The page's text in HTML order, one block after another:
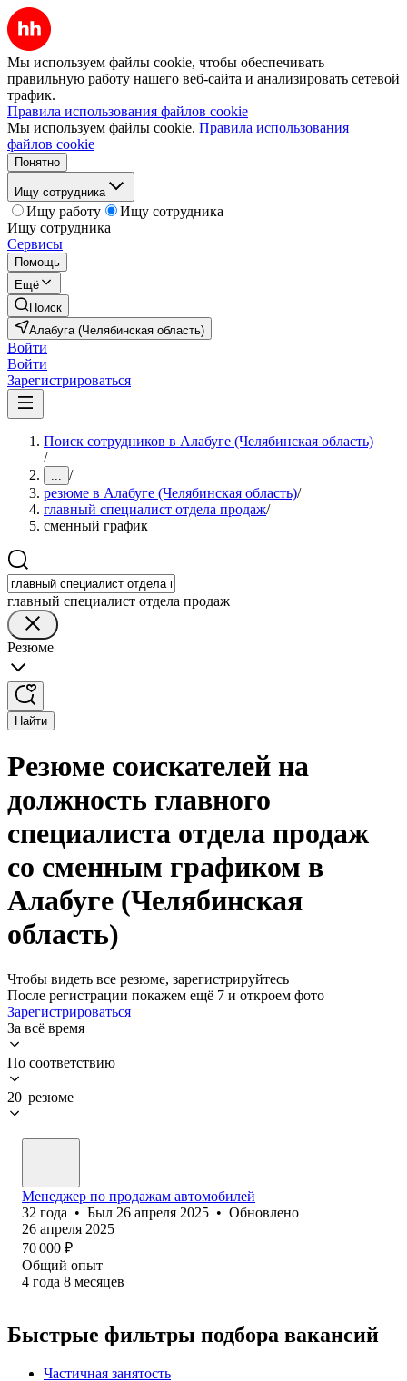
Мы используем файлы cookie, чтобы обеспечивать
правильную работу нашего веб-сайта и анализировать сетевой
трафик.
Правила использования файлов cookie
Мы используем файлы cookie. Правила использования
файлов cookie
Понятно
Ищу сотрудника
Ищу работу
Ищу сотрудника
Ищу сотрудника
Сервисы
Помощь
Ещё
Поиск
Алабуга (Челябинская область)
Войти
Войти
Зарегистрироваться
Поиск сотрудников в Алабуге (Челябинская область)
/
... /
резюме в Алабуге (Челябинская область)/
главный специалист отдела продаж/
сменный график
главный специалист отдела продаж
Резюме
Найти
Резюме соискателей на
должность главного
специалиста отдела продаж
со сменным графиком в
Алабуге (Челябинская
область)
Чтобы видеть все резюме, зарегистрируйтесь
После регистрации покажем ещё 7 и откроем фото
Зарегистрироваться
За всё время
По соответствию
20 резюме
Менеджер по продажам автомобилей
32 года • Был 26 апреля 2025 • Обновлено
26 апреля 2025
70 000 ₽
Общий опыт
4 года 8 месяцев
Быстрые фильтры подбора вакансий
Частичная занятость